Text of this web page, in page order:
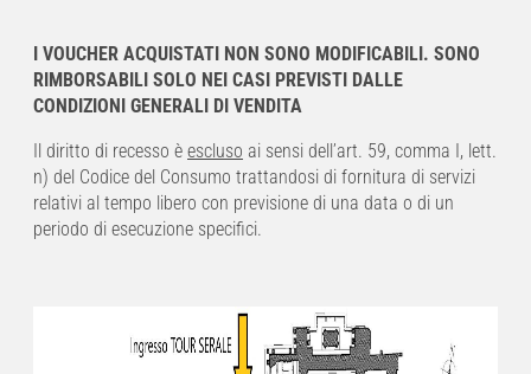
I VOUCHER ACQUISTATI NON SONO MODIFICABILI. SONO
RIMBORSABILI SOLO NEI CASI PREVISTI DALLE
CONDIZIONI GENERALI DI VENDITA
Il diritto di recesso è escluso ai sensi dell’art. 59, comma I, lett.
n) del Codice del Consumo trattandosi di fornitura di servizi
relativi al tempo libero con previsione di una data o di un
periodo di esecuzione specifici.